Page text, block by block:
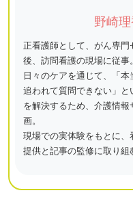
野崎理
正看護師として、がん専
後、訪問看護の現場に従事。
日々のケアを通じて、「
追われて質問できない」
を解決するため、介護情
画。
現場での実体験をもとに
提供と記事の監修に取り組